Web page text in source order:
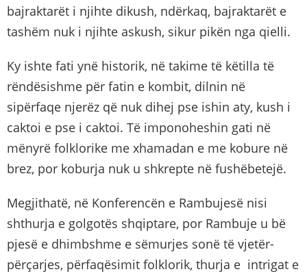
bajraktarët i njihte dikush, ndërkaq, bajraktarët e
tashëm nuk i njihte askush, sikur pikën nga qielli.
Ky ishte fati ynë historik, në takime të këtilla të
rëndësishme për fatin e kombit, dilnin në
sipërfaqe njerëz që nuk dihej pse ishin aty, kush i
caktoi e pse i caktoi. Të imponoheshin gati në
mënyrë folklorike me xhamadan e me kobure në
brez, por koburja nuk u shkrepte në fushëbetejë.
Megjithatë, në Konferencën e Rambujesë nisi
shthurja e golgotës shqiptare, por Rambuje u bë
pjesë e dhimbshme e sëmurjes sonë të vjetër-
përçarjes, përfaqësimit folklorik, thurja e intrigat e